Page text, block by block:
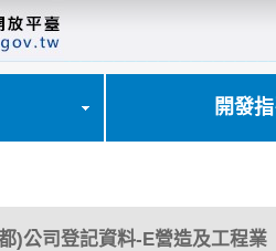
開發
)公司登記資料-E營造及工程業